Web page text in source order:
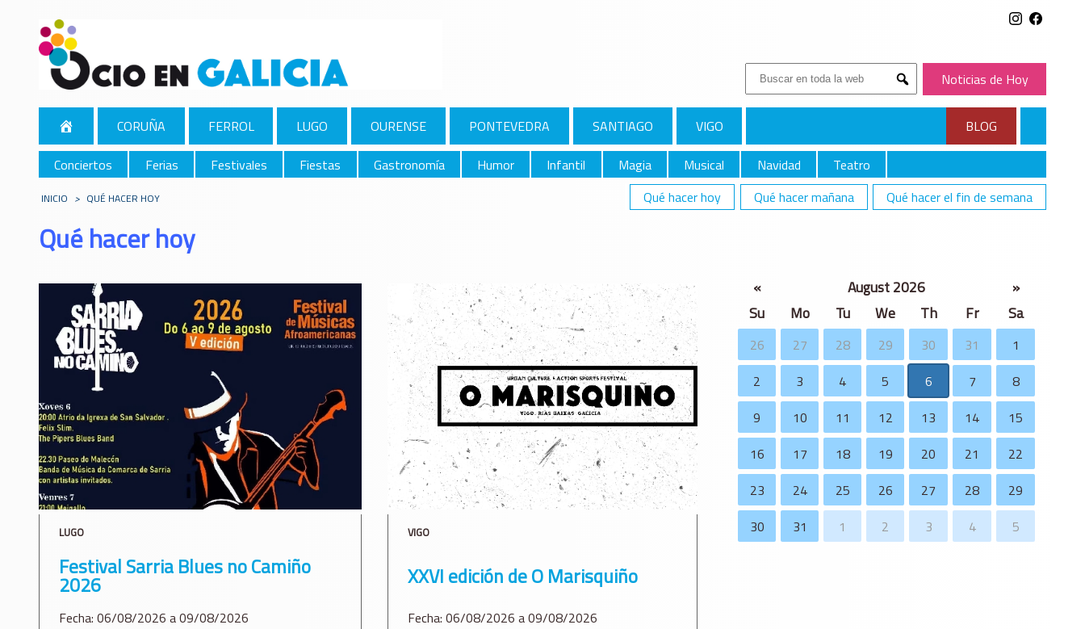
Buscar:
Submit
Noticias de Hoy
CORUÑA FERROL LUGO OURENSE PONTEVEDRA SANTIAGO VIGO
BLOG
Conciertos
Ferias Festivales Fiestas Gastronomía Humor Infantil Magia Musical Navidad
Teatro
Qué hacer hoy
Qué hacer mañana Qué hacer el fin de semana
INICIO > QUÉ HACER HOY
Qué hacer hoy
« August 2026
»
Su
Mo Tu We Th Fr Sa
26 27 28 29 30 31
1
2
3 4 5 6 7
8
9
10 11 12 13 14
15
16
17 18 19 20 21
22
23
24 25 26 27 28
29
30
31 1 2 3 4 5
LUGO
Festival Sarria Blues no Camiño
2026
Fecha: 06/08/2026 a 09/08/2026
VIGO
XXVI edición de O Marisquiño
Fecha: 06/08/2026 a 09/08/2026